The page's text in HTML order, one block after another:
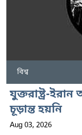
বিশ্ব
যুক্তরাষ্ট্র-
চূড়ান্ত হয়নি
Aug 03, 2026